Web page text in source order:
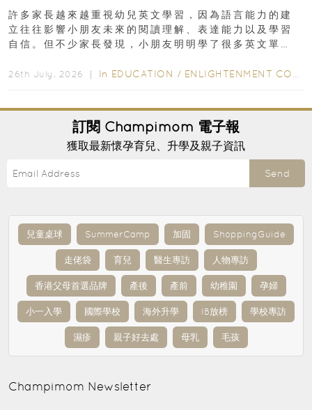
許多家長越來越重視幼兒英文學習，因為語言能力的建
立往往影響小朋友未來的閱讀理解、表達能力以及學習
自信。但不少家長發現，小朋友明明學了很多英文單
26th July, 2026 ｜ In EDUCATION / ENLIGHTENMENT CORNER
訂閱 Champimom 電子報
獲取最新懷孕育兒、升學及親子資訊
Send
兒童桌球 SummerCamp 加固 ShoppingGuide
走佬袋 育兒 醫生專訪 人物專訪
香港父母首選品牌 產後 產前 幼稚園 孕婦
小一入學 國際學校 海外升學 IB放榜 學校專訪
濕疹 親子好去處 母乳 毛孩
Champimom Newsletter